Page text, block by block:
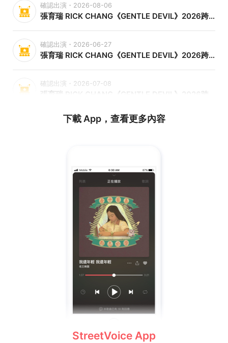
確認出演・2026-08-06
張育瑞 RICK CHANG《GENTLE DEVIL》2026跨界鋼琴演奏會-台北
確認出演・2026-06-27
張育瑞 RICK CHANG《GENTLE DEVIL》2026跨界鋼琴演奏會-高雄
確認出演・2026-07-08
下載 App，查看更多內容
StreetVoice App